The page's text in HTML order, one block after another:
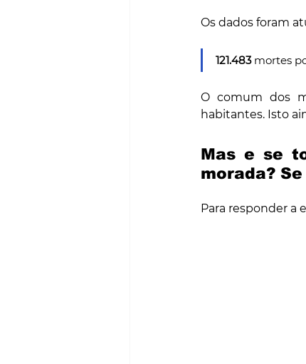
Os dados foram
121.483 mortes
O comum dos
habitantes. Isto
Mas e se
morada?
Para responder a